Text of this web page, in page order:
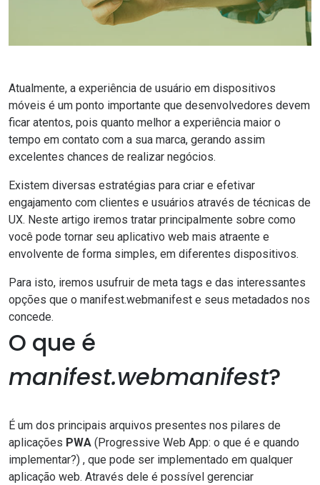
Atualmente, a experiência de usuário em dispositivos
móveis é um ponto importante que desenvolvedores devem
ficar atentos, pois quanto melhor a experiência maior o
tempo em contato com a sua marca, gerando assim
excelentes chances de realizar negócios.
Existem diversas estratégias para criar e efetivar
engajamento com clientes e usuários através de técnicas de
UX. Neste artigo iremos tratar principalmente sobre como
você pode tornar seu aplicativo web mais atraente e
envolvente de forma simples, em diferentes dispositivos.
Para isto, iremos usufruir de meta tags e das interessantes
opções que o manifest.webmanifest e seus metadados nos
concede.
O que é
manifest.webmanifest?
É um dos principais arquivos presentes nos pilares de
aplicações PWA ( Progressive Web App: o que é e quando
implementar?) , que pode ser implementado em qualquer
aplicação web. Através dele é possível gerenciar